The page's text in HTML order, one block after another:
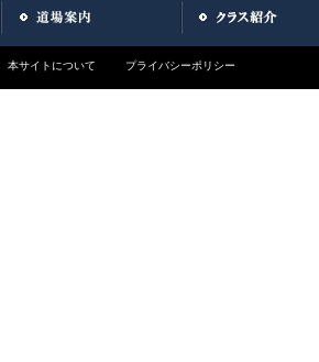
本サイトについて プライバシーポリシー